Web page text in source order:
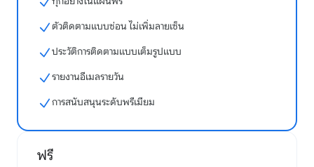
ช่วยธุรกิจของฉันได้มากเลย เป็นแอปที่ต้องติดตั้งเสมอ ขอบคุณทีม
งานนะ!
ฟรี
ตัวติดตามแบบซ่อน ไม่เพิ่มลายเซ็น
ประวัติการติดตามแบบเต็มรูปแบบ
รายงานอีเมลรายวัน
การสนับสนุนระดับพรีเมียม